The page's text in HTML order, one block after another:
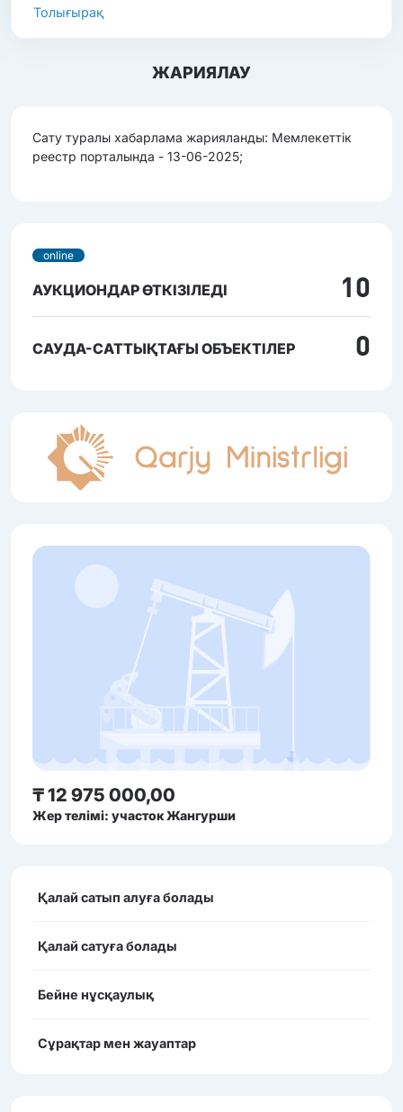
Толығырақ
ЖАРИЯЛАУ
Сату туралы хабарлама жарияланды: Мемлекеттік
реестр порталында - 13-06-2025;
online
АУКЦИОНДАР ӨТКІЗІЛЕДІ 10
САУДА-САТТЫҚТАҒЫ ОБЪЕКТІЛЕР 0
₸ 12 975 000,00
Жер телімі: участок Жангурши
Қалай сатып алуға болады
Қалай сатуға болады
Бейне нұсқаулық
Сұрақтар мен жауаптар